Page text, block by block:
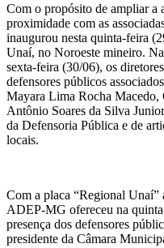
Com o propósito de ampliar a
proximidade com as
inaugurou nesta quinta-feira
Unaí, no Noroeste mineiro. Na
sexta-feira (30/06), os
defensores públicos
Mayara Lima Rocha
Antônio Soares da Silva
da Defensoria Pública e de
locais.
Com a placa “Regional Unaí”
ADEP-MG ofereceu na
presença dos defensores
presidente da Câmara